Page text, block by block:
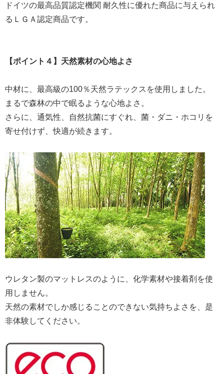
ドイツの最高品質認定機関 耐久性に優れた商品に与えられ
るＬＧＡ認定商品です。
【ポイント４】天然素材の心地よさ
中材に、最高級の100％天然ラテックスを使用しました。
まるで森林の中で眠るような心地よさ。
さらに、通気性、自然抗菌にすぐれ、菌・ダニ・ホコリを
寄せ付けず、快適が続きます。
ウレタン製のマットレスのように、化学素材や接着剤を使
用しません。
天然の素材でしか感じることのできない気持ちよさを、是
非体験してください。